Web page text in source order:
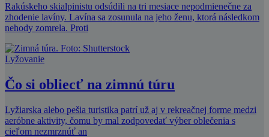
Rakúskeho skialpinistu odsúdili na tri mesiace nepodmienečne za
zhodenie lavíny. Lavína sa zosunula na jeho ženu, ktorá následkom
nehody zomrela. Proti
Lyžovanie
Čo si obliecť na zimnú túru
Lyžiarska alebo pešia turistika patrí už aj v rekreačnej forme medzi
aeróbne aktivity, čomu by mal zodpovedať výber oblečenia s
cieľom nezmrznúť an